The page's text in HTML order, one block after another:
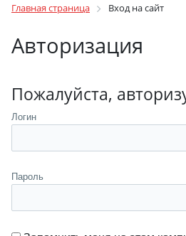
Главная страница Вход на сайт
Авторизация
Пожалуйста,
Логин
Пароль